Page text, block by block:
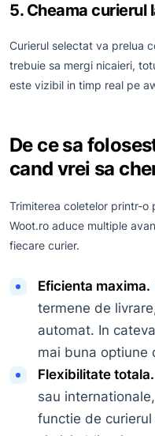
5. Cheama curierul
Curierul selectat va prelua
trebuie sa mergi nicaieri,
este vizibil in timp real pe
De ce sa
cand vrei sa
Trimiterea coletelor printr-
Woot.ro aduce multiple
fiecare curier.
Eficienta maxima.
termene de
automat. In
mai buna optiune
Flexibilitate totala.
sau
functie de